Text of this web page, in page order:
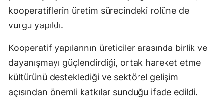
kooperatiflerin üretim sürecindeki rolüne de
vurgu yapıldı.
Kooperatif yapılarının üreticiler arasında birlik ve
dayanışmayı güçlendirdiği, ortak hareket etme
kültürünü desteklediği ve sektörel gelişim
açısından önemli katkılar sunduğu ifade edildi.